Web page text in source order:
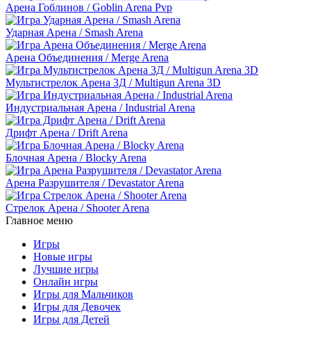
Арена Гоблинов / Goblin Arena Pvp
Ударная Арена / Smash Arena
Арена Объединения / Merge Arena
Мультистрелок Арена 3Д / Multigun Arena 3D
Индустриальная Арена / Industrial Arena
Дрифт Арена / Drift Arena
Блочная Арена / Blocky Arena
Арена Разрушителя / Devastator Arena
Стрелок Арена / Shooter Arena
Главное меню
Игры
Новые игры
Лучшие игры
Онлайн игры
Игры для Мальчиков
Игры для Девочек
Игры для Детей